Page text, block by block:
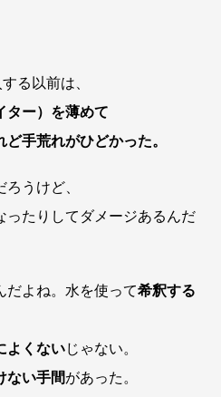
る以前は、
ター）を薄めて
手荒れがひどかった。
うけど、
ったりしてダメージあるんだ
だよね。水を使って希釈する
よくないじゃない。
ない手間があった。